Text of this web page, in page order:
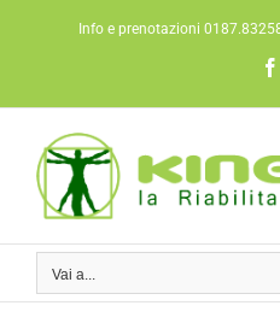
Info e prenotazioni
Vai a...